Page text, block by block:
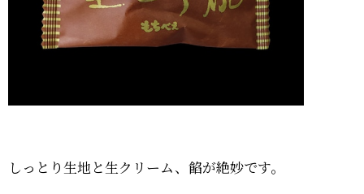
しっとり生地と生クリーム、餡が絶妙です。